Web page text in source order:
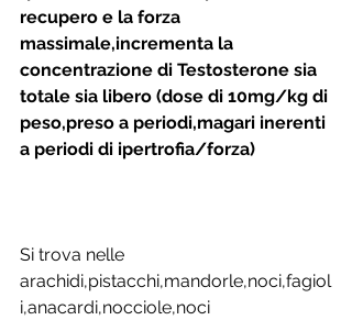
recupero e la forza
massimale,incrementa la
concentrazione di Testosterone sia
totale sia libero (dose di 10mg/kg di
peso,preso a periodi,magari inerenti
a periodi di ipertrofia/forza)
Si trova nelle
arachidi,pistacchi,mandorle,noci,fagiol
i,anacardi,nocciole,noci